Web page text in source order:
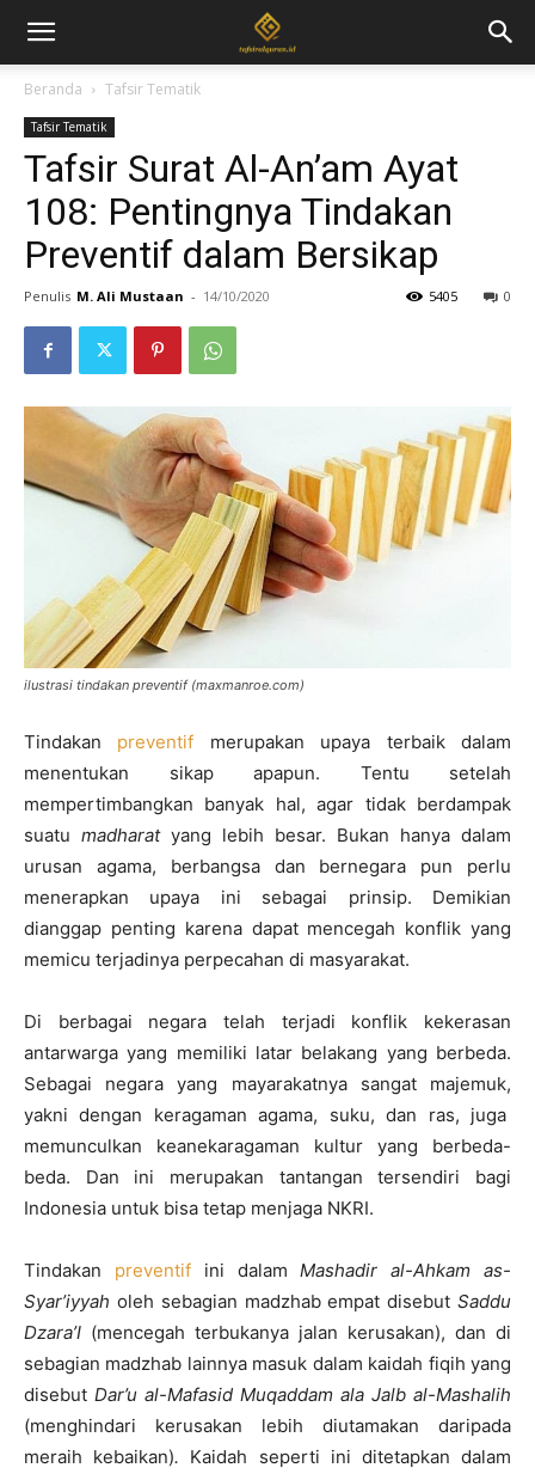
Beranda Tafsir Tematik
Tafsir Tematik
Tafsir Surat Al-An’am Ayat
108: Pentingnya Tindakan
Preventif dalam Bersikap
Penulis M. Ali Mustaan - 14/10/2020 0
5405
ilustrasi tindakan preventif (maxmanroe.com)
Tindakan preventif merupakan upaya terbaik dalam
menentukan sikap apapun. Tentu setelah
mempertimbangkan banyak hal, agar tidak berdampak
suatu madharatyang lebih besar. Bukan hanya dalam
urusan agama, berbangsa dan bernegara pun perlu
menerapkan upaya ini sebagai prinsip. Demikian
dianggap penting karena dapat mencegah konflik yang
memicu terjadinya perpecahan di masyarakat.
Di berbagai negara telah terjadi konflik kekerasan
antarwarga yang memiliki latar belakang yang berbeda.
Sebagai negara yang mayarakatnya sangat majemuk,
yakni dengan keragaman agama, suku, dan ras, juga
memunculkan keanekaragaman kultur yang berbeda-
beda. Dan ini merupakan tantangan tersendiri bagi
Indonesia untuk bisa tetap menjaga NKRI.
Tindakan preventifini dalamMashadir al-Ahkam as-
Syar’iyyah oleh sebagian madzhab empat disebut Saddu
Dzara’I (mencegah terbukanya jalan kerusakan), dan di
sebagian madzhab lainnya masuk dalam kaidah fiqih yang
disebut Dar’u al-Mafasid Muqaddam ala Jalb al-Mashalih
(menghindari kerusakan lebih diutamakan daripada
meraih kebaikan). Kaidah seperti ini ditetapkan dalam